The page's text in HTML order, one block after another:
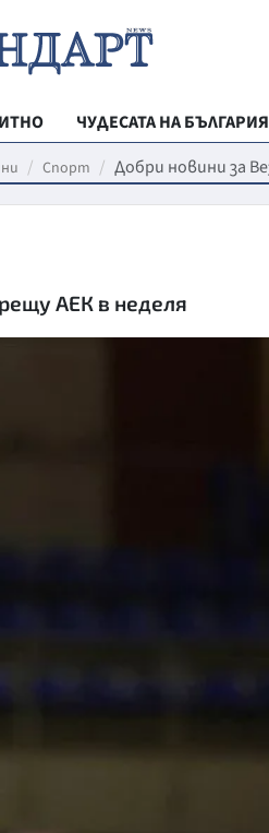
ЧУДЕСАТА НА БЪЛГАРИЯ
РЕГИОНАЛНИ
ВЕСТНИК
МЛАДЕЖКА
ДА!НА
Спорт Добри новини за
АЕК в неделя